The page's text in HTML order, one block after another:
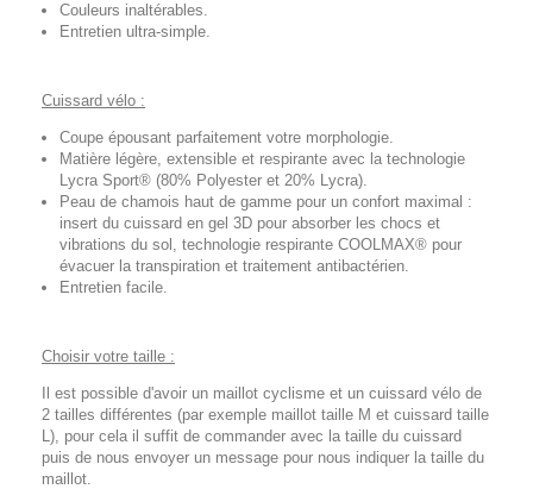
Couleurs inaltérables.
Entretien ultra-simple.
Cuissard vélo :
Coupe épousant parfaitement votre morphologie.
Matière légère, extensible et respirante avec la technologie
Lycra Sport® (80% Polyester et 20% Lycra).
Peau de chamois haut de gamme pour un confort maximal :
insert du cuissard en gel 3D pour absorber les chocs et
vibrations du sol, technologie respirante COOLMAX® pour
évacuer la transpiration et traitement antibactérien.
Entretien facile.
Choisir votre taille :
Il est possible d'avoir un maillot cyclisme et un cuissard vélo de
2 tailles différentes (par exemple maillot taille M et cuissard taille
L), pour cela il suffit de commander avec la taille du cuissard
puis de nous envoyer un message pour nous indiquer la taille du
maillot.